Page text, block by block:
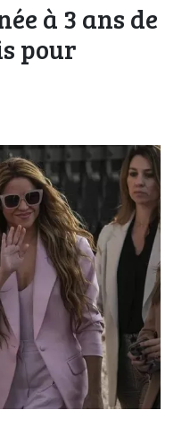
à 3 ans de
pour